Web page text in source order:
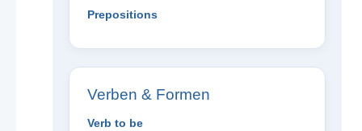
Prepositions
Verben & Formen
Verb to be